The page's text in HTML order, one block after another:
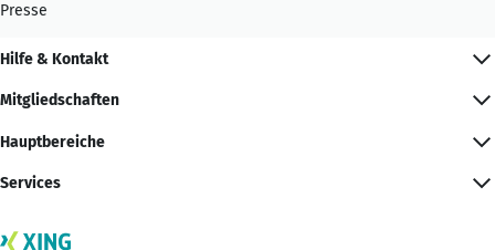
Presse
Hilfe & Kontakt
Mitgliedschaften
Hauptbereiche
Services